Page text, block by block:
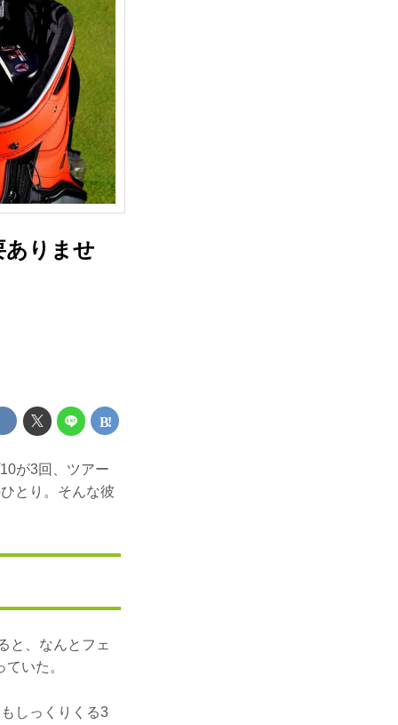
ありませ
が3回、ツアー
とり。そんな彼
と、なんとフェ
いた。
しっくりくる3